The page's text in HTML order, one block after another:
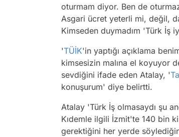
oturmam diyor. Ben de
Asgari ücret yeterli mi, değil,
Kimseden duymadım 'Türk İş
'TÜİK'in yaptığı açıklama
kimsesizin malına el koyuyor
sevdiğini ifade eden Atalay, '
konuşurum' diye belirtti.
Atalay 'Türk İş olmasaydı şu
Kıdemle ilgili İzmit'te 140 bin
gerektiğini her yerde